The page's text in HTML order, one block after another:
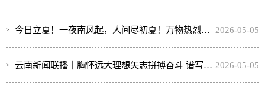
今日立夏！一夜南风起，人间尽初夏！万物热烈，顺颂时祺，岁岁夏安！ 2026-05-05
云南新闻联播｜胸怀远大理想矢志拼搏奋斗 谱写无愧于时代和人民的青春华章 习近平总书记的回信激励云南各界青年奋勇前行 2026-05-05